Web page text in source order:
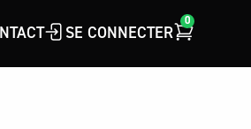
SE CONNECTER
0